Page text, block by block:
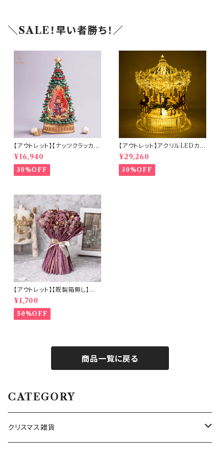
＼SALE！早い者勝ち！／
【アウトレット】【ナッツクラッカー
ツリー】リキッドLEDスノードー
ム【電池・USB仕様】(hr-1093
4)
¥16,940
30%OFF
【アウトレット】アクリルLEDカル
ーセルミュージック(10350)
¥29,260
30%OFF
【アウトレット】【既製箱無し】ロ
ーズが主役のドライフラワーブ
ーケ (b8527)
¥1,700
50%OFF
商品一覧に戻る
CATEGORY
クリスマス雑貨